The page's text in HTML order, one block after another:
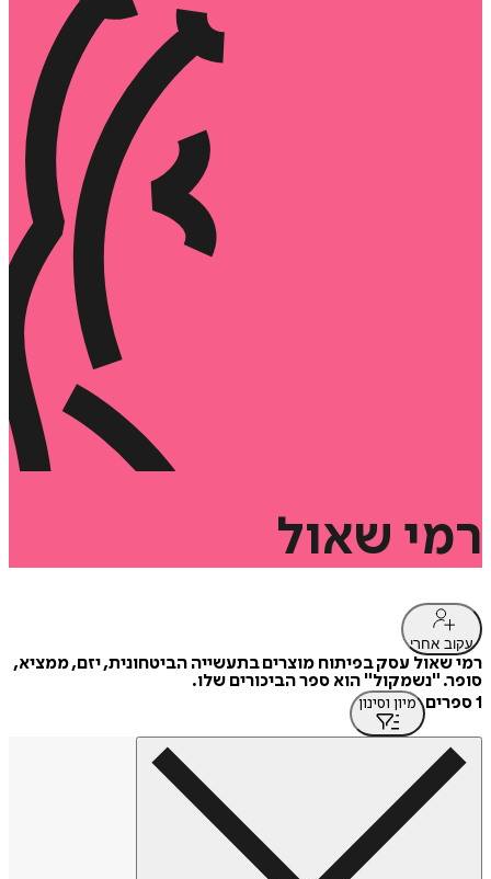
רמי שאול
עקוב אחרי
רמי שאול עסק בפיתוח מוצרים בתעשייה הביטחונית, יזם, ממציא,
סופר. "נשמקול" הוא ספר הביכורים שלו.
1 ספרים
מיון וסינון